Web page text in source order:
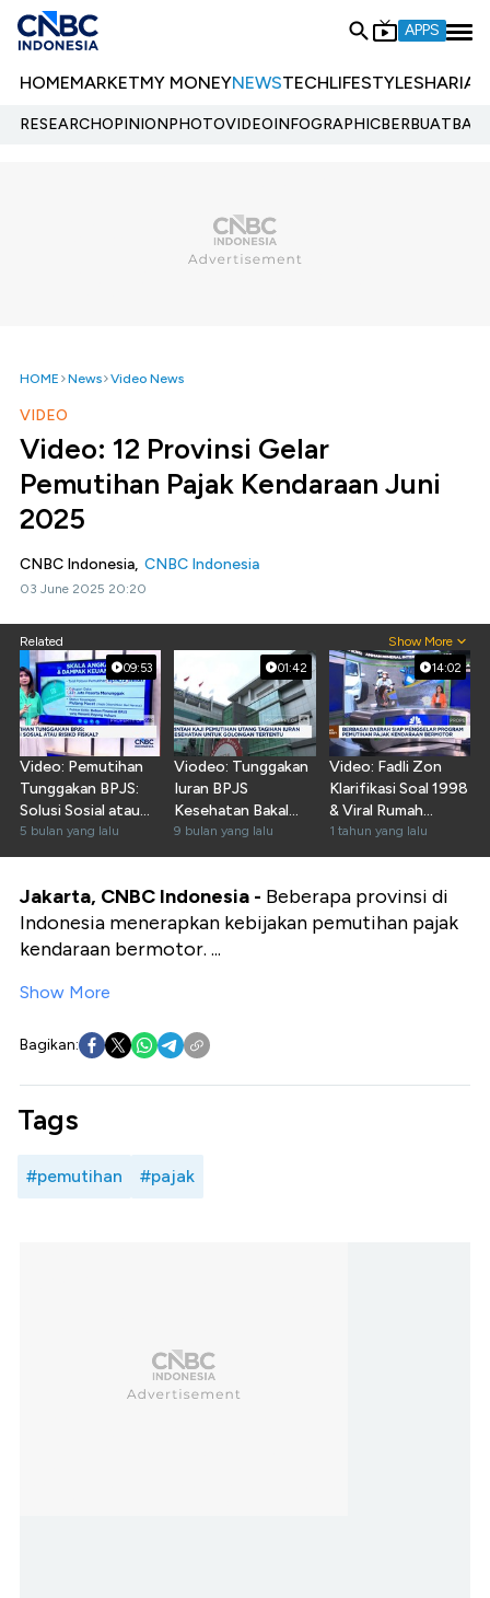
APPS
HOMEMARKETMY MONEYNEWSTECHLIFESTYLESHARIA
RESEARCHOPINIONPHOTOVIDEOINFOGRAPHIC
HOME News Video News
VIDEO
Video: 12 Provinsi Gelar
Pemutihan Pajak Kendaraan Juni
2025
CNBC Indonesia, CNBC Indonesia
03 June 2025 20:20
Related Show More
09:53
Video: Pemutihan
Tunggakan BPJS:
Solusi Sosial atau
Risiko Fiskal
5 bulan yang lalu
01:42
Viodeo: Tunggakan
Iuran BPJS
Kesehatan Bakal
Dihapuskan
Pemerintah
9 bulan yang lalu
14:02
Video: Fadli Zon
Klarifikasi Soal 1998
& Viral Rumah
Subsidi Minimalis
1 tahun yang lalu
Jakarta, CNBC Indonesia - Beberapa provinsi di
Indonesia menerapkan kebijakan pemutihan pajak
kendaraan bermotor. ...
Show More
Bagikan:
Tags
#pemutihan #pajak